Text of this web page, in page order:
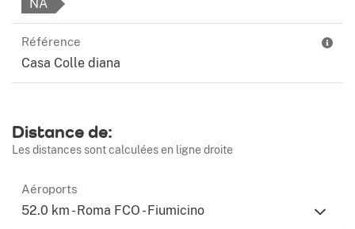
SUTRI, situé à 350 au-dessus du niveau de la mer, en
regardant l'horizon, vous vous perdez dans la vue
splendide sur les collines
NA
Référence
Casa Colle diana
Distance de:
Les distances sont calculées en ligne droite
Aéroports
52.0 km - Roma FCO - Fiumicino